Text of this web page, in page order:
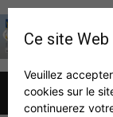
Ce site
Veuillez
cookies sur le
continuerez